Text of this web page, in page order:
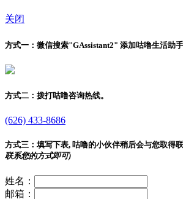
关闭
方式一： 微信搜索"GAssistant2" 添加咕噜生活助手
方式二： 拨打咕噜咨询热线。
(626) 433-8686
方式三： 填写下表, 咕噜的小伙伴稍后会与您取得
联系您的方式即可)
姓名：
邮箱：